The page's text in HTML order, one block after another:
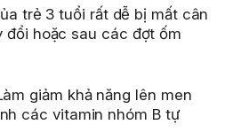
trẻ 3 tuổi rất dễ bị mất cân
đổi hoặc sau các đợt ốm
giảm khả năng lên men
các vitamin nhóm B tự